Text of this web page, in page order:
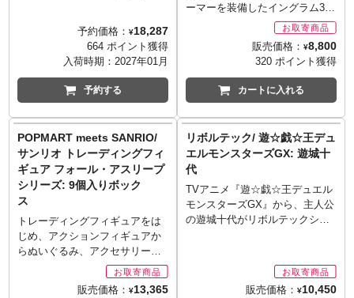
る書下ろしイラストをもとに、
ステージ上でギターを鳴らすク
ールな初音ミクがラインナップ
しました。トレードマークのツ
インテールは、初音ミクのメイ
メッシュが差し色で入っていま
す。髪の毛の素材にクリアーパ
ーツを採用したことで、より透
明感のある美しい仕上がりとな
っています。フリルをふんだん
に使った山下しゅんや氏のオリ
ジナル衣装も徹底再現。ジャケ
ットの動きなども相まって、ス
テージ上でかき鳴らすシーンを
予約価格： ¥18,287
664 ポイント獲得
入荷時期： 2027年01月
予約する
ーマーを装備したイングラム3号
機がARTPLAにラインナップ。
出渕裕氏の監修により、複雑な
面で構成される3号機の頭部 通
称メデューサヘッドを再現。質
感まで伝わってくる有機的な形
状のリアクティブアーマー部分
満載です。装備は劇中同様リボ
ルバーカノンに加え、展開状態
のスタンスティックに変更する
ことも可能。成型色は造形の凹
凸が美しく映えるパールグレー
を採用。肉厚な成型でしっかり
と組み立てることができるポー
※この商品は組み立て、塗装が
必要なプラモデルキットとなり
ます。組み立て、塗装には別
販売価格： ¥8,800
320 ポイント獲得
カートに入れる
POPMART meets SANRIO/
サンリオ トレーディングフィ
ギュア フォール・アスリープ
シリーズ: 9個入りボック
ス
トレーディングフィギュアをは
じめ、アクションフィギュアか
らぬいぐるみ、アクセサリー、
さらには巨大なアートコレクシ
ョンまで手掛けるポップマー
販売価格： ¥13,365
リボルテック/ 遊☆戯☆王デュ
エルモンスターズGX: 遊城十
代
TVアニメ『遊☆戯☆王デュエル
モンスターズGX』から、主人公
の遊城十代がリボルテックシリ
カデミアで、落ちこぼれを集め
たクラス「オシリスレッド」に
振り分けられながら、数々の強
販売価格： ¥10,450